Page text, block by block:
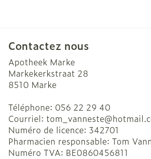
Contactez nous
Apotheek Marke
Markekerkstraat 28
8510 Marke
Téléphone: 056 22 29 40
Courriel: tom_vanneste@
Numéro de licence: 342701
Pharmacien responsable: Tom
Numéro TVA: BE0860456811